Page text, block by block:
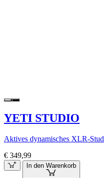
YETI STUDIO
Aktives dynamisches XLR-
€ 349,99
In den Warenkorb